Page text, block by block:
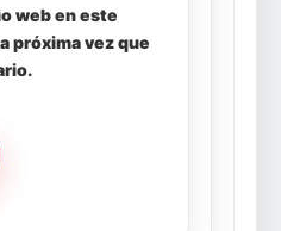
web en este
próxima vez que